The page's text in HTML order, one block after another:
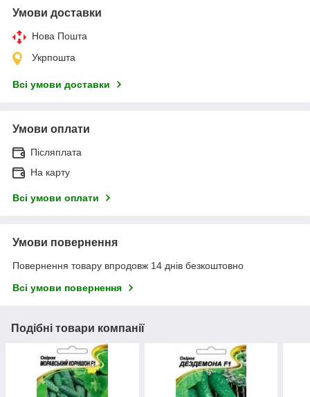
Умови доставки
Нова Пошта
Укрпошта
Всі умови доставки
Умови оплати
Післяплата
На карту
Всі умови оплати
Умови повернення
Повернення товару впродовж 14 днів безкоштовно
Всі умови повернення
Подібні товари компанії